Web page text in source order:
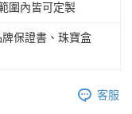
圍內皆可定製
保證書、珠寶盒
客服